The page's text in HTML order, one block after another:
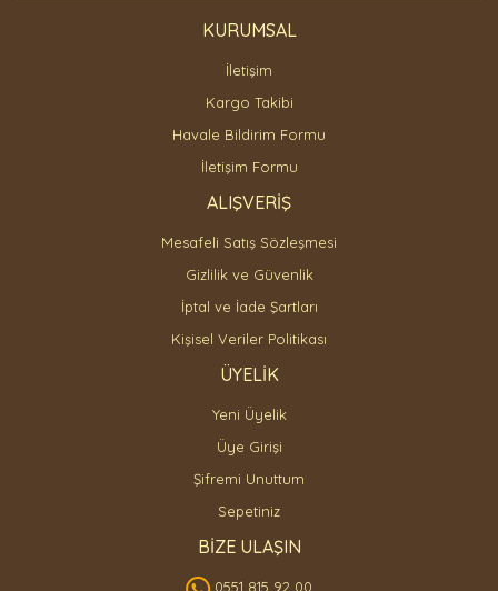
Gönder
KURUMSAL
İletişim
Kargo Takibi
Havale Bildirim Formu
İletişim Formu
ALIŞVERİŞ
Mesafeli Satış Sözleşmesi
Gizlilik ve Güvenlik
İptal ve İade Şartları
Kişisel Veriler Politikası
ÜYELİK
Yeni Üyelik
Üye Girişi
Şifremi Unuttum
Sepetiniz
BİZE ULAŞIN
0551 815 92 00